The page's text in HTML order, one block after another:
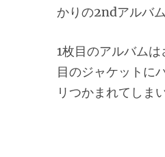
かりの2ndアルバム
1枚目のアルバム
目のジャケットに
リつかまれてしま